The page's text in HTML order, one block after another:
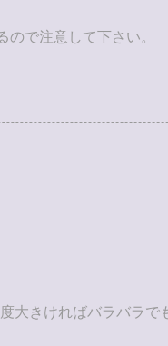
で注意して下さい。
大きければバラバラで